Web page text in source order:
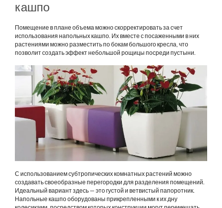
кашпо
Помещение в плане объема можно скорректировать за счет
использования напольных кашпо. Их вместе с посаженными в них
растениями можно разместить по бокам большого кресла, что
позволит создать эффект небольшой рощицы посреди пустыни.
С использованием субтропических комнатных растений можно
создавать своеобразные перегородки для разделения помещений.
Идеальный вариант здесь — это густой и ветвистый папоротник.
Напольные кашпо оборудованы прикрепленными к их дну